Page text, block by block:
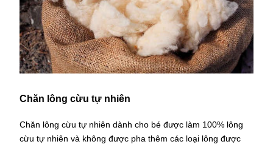
Chăn lông cừu tự nhiên
Chăn lông cừu tự nhiên dành cho bé được làm 100% lông
cừu tự nhiên và không được pha thêm các loại lông được